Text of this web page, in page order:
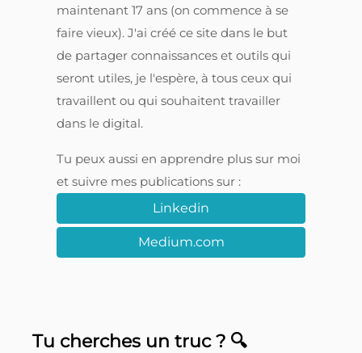
maintenant 17 ans (on commence à se
faire vieux). J'ai créé ce site dans le but
de partager connaissances et outils qui
seront utiles, je l'espère, à tous ceux qui
travaillent ou qui souhaitent travailler
dans le digital.
Tu peux aussi en apprendre plus sur moi
et suivre mes publications sur :
Linkedin
Medium.com
Tu cherches un truc ? 🔍